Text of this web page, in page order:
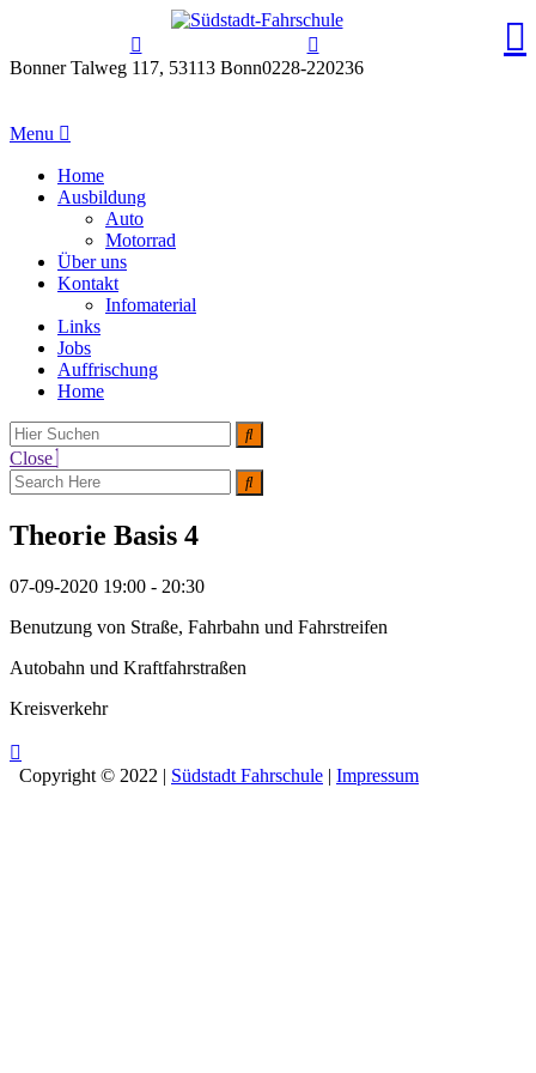
Bonner Talweg 117, 53113 Bonn0228-220236
Menu
Home
Ausbildung
Auto
Motorrad
Über uns
Kontakt
Infomaterial
Links
Jobs
Auffrischung
Home
Close
Theorie Basis 4
07-09-2020 19:00 - 20:30
Benutzung von Straße, Fahrbahn und Fahrstreifen
Autobahn und Kraftfahrstraßen
Kreisverkehr
Copyright © 2022 | Südstadt Fahrschule | Impressum